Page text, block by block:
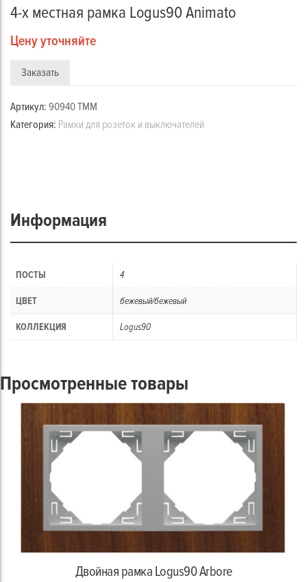
4-х местная рамка Logus90 Animato
Цену уточняйте
Заказать
Артикул: 90940 TMM
Категория: Рамки для розеток и выключателей
Информация
ПОСТЫ 4
ЦВЕТ бежевый/бежевый
КОЛЛЕКЦИЯ Logus90
Просмотренные товары
Двойная рамка Logus90 Arbore